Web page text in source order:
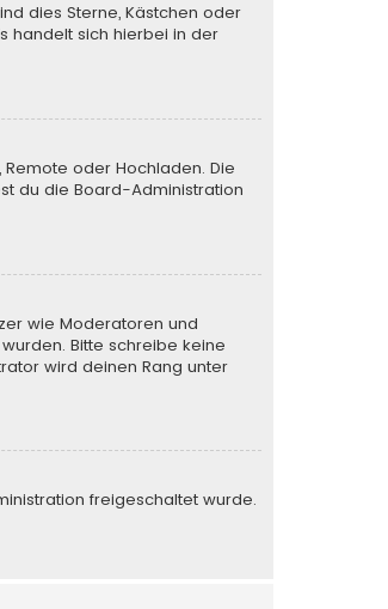
dies Sterne, Kästchen oder
handelt sich hierbei in der
oder Hochladen. Die
du die Board-Administration
wie Moderatoren und
Bitte schreibe keine
wird deinen Rang unter
freigeschaltet wurde.